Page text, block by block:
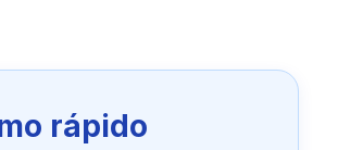
rápido